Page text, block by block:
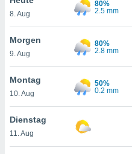
oder
Partner
es uns
das
der
Profil zu
Ihnen
8. Aug
80%
2.5 mm
Morgen
9. Aug
80%
2.8 mm
Montag
10. Aug
50%
0.2 mm
Dienstag
11. Aug